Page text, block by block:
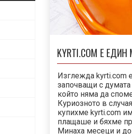
KYRTI.COM Е
Изглежда kyrti.com
започващи с
който няма да
Куриозното в
купихме kyrti.com
плащаше и бяхме
Минаха месеци и